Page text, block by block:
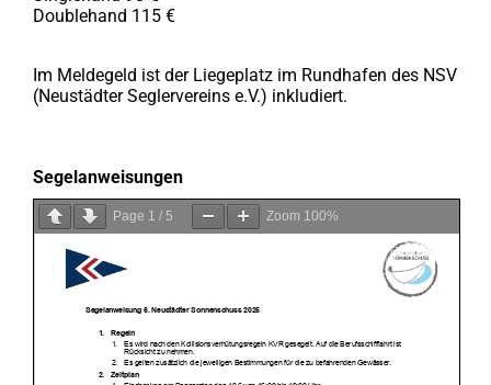
Doublehand 115 €
Im Meldegeld ist der Liegeplatz im Rundhafen des NSV
(Neustädter Seglervereins e.V.) inkludiert.
Segelanweisungen
Page 1 / 5 Zoom 100%